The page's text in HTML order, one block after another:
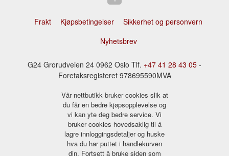
Frakt Kjøpsbetingelser
Sikkerhet og personvern
Nyhetsbrev
G24 Grorudveien 24 0962 Oslo Tlf. +47 41 28 43 05 -
Foretaksregisteret 978695590MVA
Vår nettbutikk bruker cookies slik at
du får en bedre kjøpsopplevelse og
vi kan yte deg bedre service. Vi
bruker cookies hovedsaklig til å
lagre innloggingsdetaljer og huske
hva du har puttet i handlekurven
din. Fortsett å bruke siden som